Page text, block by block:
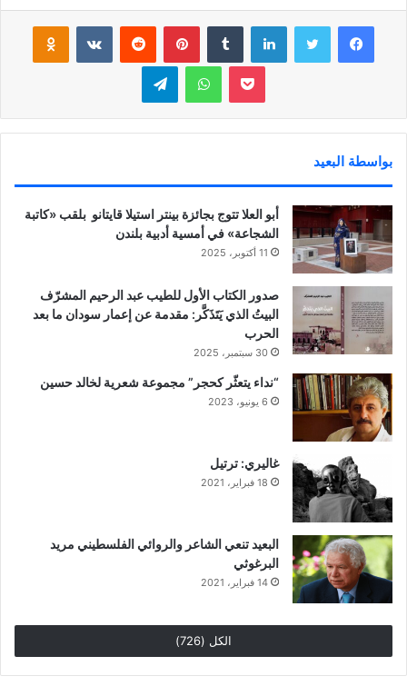
فيسبوك لينكدإن بينتيريست
بوكيت واتساب تيلقرام
بواسطة البعيد
أبو العلا تتوج بجائزة بينتر استيلا قايتانو بلقب «كاتبة
الشجاعة» في أمسية أدبية بلندن
11 أكتوبر، 2025
صدور الكتاب الأول للطيب عبد الرحيم المشرّف
البيتُ الذي يَتَذَكَّر: مقدمة عن إعمار سودان ما بعد
الحرب
30 سبتمبر، 2025
“نداء يتعثّر كحجر” مجموعة شعرية لخالد حسين
6 يونيو، 2023
غاليري: ترتيل
18 فبراير، 2021
البعيد تنعي الشاعر والروائي الفلسطيني مريد
البرغوثي
14 فبراير، 2021
الكل (726)